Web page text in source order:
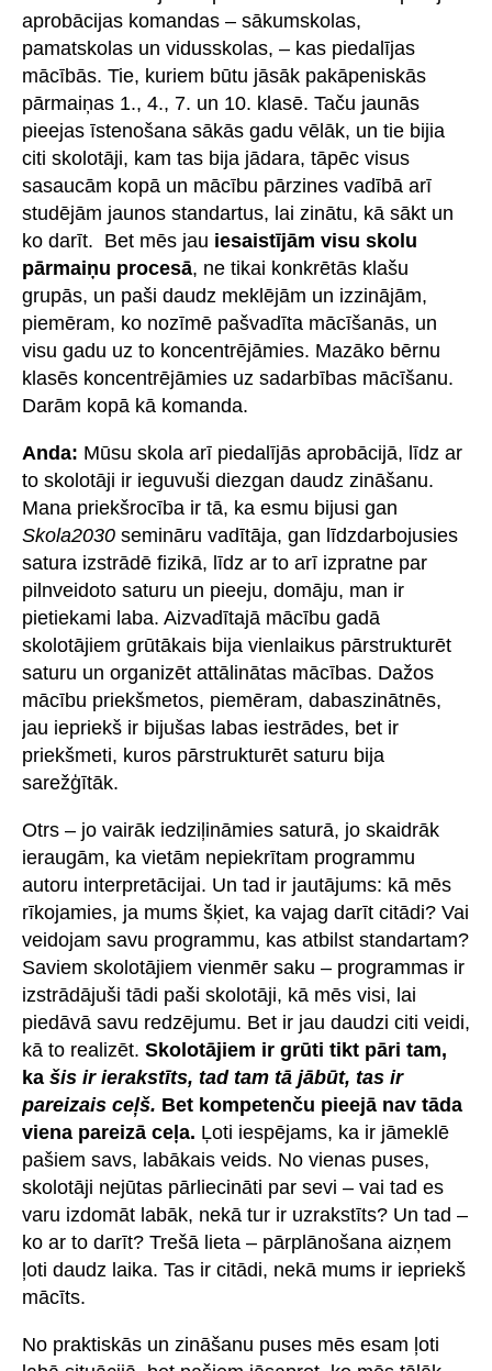
aprobācijas komandas – sākumskolas,
pamatskolas un vidusskolas, – kas piedalījas
mācībās. Tie, kuriem būtu jāsāk pakāpeniskās
pārmaiņas 1., 4., 7. un 10. klasē. Taču jaunās
pieejas īstenošana sākās gadu vēlāk, un tie bijia
citi skolotāji, kam tas bija jādara, tāpēc visus
sasaucām kopā un mācību pārzines vadībā arī
studējām jaunos standartus, lai zinātu, kā sākt un
ko darīt. Bet mēs jau iesaistījām visu skolu
pārmaiņu procesā, ne tikai konkrētās klašu
grupās, un paši daudz meklējām un izzinājām,
piemēram, ko nozīmē pašvadīta mācīšanās, un
visu gadu uz to koncentrējāmies. Mazāko bērnu
klasēs koncentrējāmies uz sadarbības mācīšanu.
Darām kopā kā komanda.
Anda: Mūsu skola arī piedalījās aprobācijā, līdz ar
to skolotāji ir ieguvuši diezgan daudz zināšanu.
Mana priekšrocība ir tā, ka esmu bijusi gan
Skola2030 semināru vadītāja, gan līdzdarbojusies
satura izstrādē fizikā, līdz ar to arī izpratne par
pilnveidoto saturu un pieeju, domāju, man ir
pietiekami laba. Aizvadītajā mācību gadā
skolotājiem grūtākais bija vienlaikus pārstrukturēt
saturu un organizēt attālinātas mācības. Dažos
mācību priekšmetos, piemēram, dabaszinātnēs,
jau iepriekš ir bijušas labas iestrādes, bet ir
priekšmeti, kuros pārstrukturēt saturu bija
sarežģītāk.
Otrs – jo vairāk iedziļināmies saturā, jo skaidrāk
ieraugām, ka vietām nepiekrītam programmu
autoru interpretācijai. Un tad ir jautājums: kā mēs
rīkojamies, ja mums šķiet, ka vajag darīt citādi? Vai
veidojam savu programmu, kas atbilst standartam?
Saviem skolotājiem vienmēr saku – programmas ir
izstrādājuši tādi paši skolotāji, kā mēs visi, lai
piedāvā savu redzējumu. Bet ir jau daudzi citi veidi,
kā to realizēt. Skolotājiem ir grūti tikt pāri tam,
ka šis ir ierakstīts, tad tam tā jābūt, tas ir
pareizais ceļš. Bet kompetenču pieejā nav tāda
viena pareizā ceļa. Ļoti iespējams, ka ir jāmeklē
pašiem savs, labākais veids. No vienas puses,
skolotāji nejūtas pārliecināti par sevi – vai tad es
varu izdomāt labāk, nekā tur ir uzrakstīts? Un tad –
ko ar to darīt? Trešā lieta – pārplānošana aizņem
ļoti daudz laika. Tas ir citādi, nekā mums ir iepriekš
mācīts.
No praktiskās un zināšanu puses mēs esam ļoti